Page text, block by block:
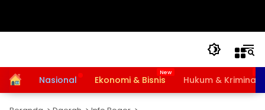
HomeNasional Ekonomi & Bisnis Hukum & Kriminal